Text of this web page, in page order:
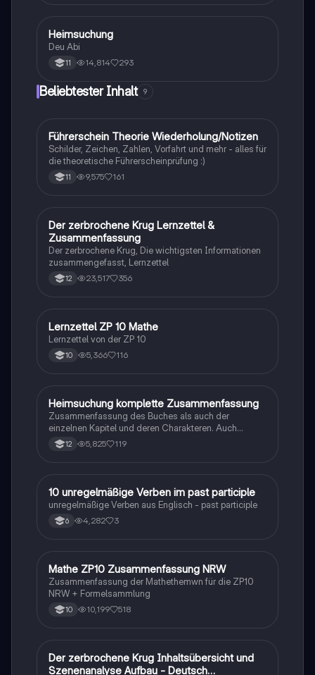
Deutsch
Heimsuchung
Deu Abi
11 14,814 293
Beliebtester Inhalt 9
Lerntipps
Führerschein Theorie Wiederholung/Notizen
Schilder, Zeichen, Zahlen, Vorfahrt und mehr - alles für
die theoretische Führerscheinprüfung :)
11 9,575 161
Deutsch
Der zerbrochene Krug Lernzettel &
Zusammenfassung
Der zerbrochene Krug, Die wichtigsten Informationen
zusammengefasst, Lernzettel
12 23,517 356
Mathe
Lernzettel ZP 10 Mathe
Lernzettel von der ZP 10
10 5,366 116
Deutsch
Heimsuchung komplette Zusammenfassung
Zusammenfassung des Buches als auch der
einzelnen Kapitel und deren Charakteren. Auch
tabellarisch. Im Unterricht ohne KI erstellt
12 5,825 119
1 Englisch
10 unregelmäßige Verben im past participle
unregelmäßige Verben aus Englisch - past participle
6 4,282 3
Mathe
Mathe ZP10 Zusammenfassung NRW
Zusammenfassung der Mathethemwn für die ZP10
NRW + Formelsammlung
10 10,199 518
Deutsch
Der zerbrochene Krug Inhaltsübersicht und
Szenenanalyse Aufbau - Deutsch